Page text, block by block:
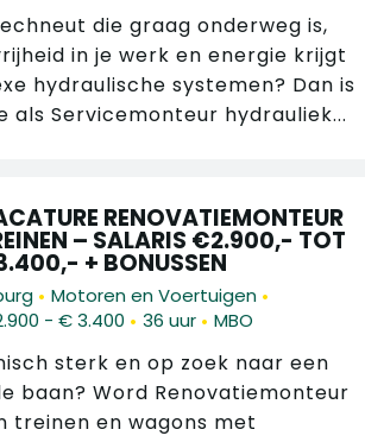
die graag onderweg is,
in je werk en energie krijgt
hydraulische systemen? Dan is
als Servicemonteur hydrauliek...
RENOVATIEMONTEUR
– SALARIS €2.900,- TOT
+ BONUSSEN
• Motoren en Voertuigen •
- € 3.400 • 36 uur • MBO
sterk en op zoek naar een
baan? Word Renovatiemonteur
treinen en wagons met